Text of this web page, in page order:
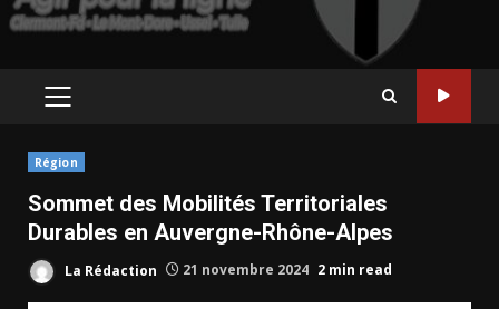
PRIMARY
Région
Sommet des Mobilités Territoriales
Durables en Auvergne-Rhône-Alpes
La Rédaction 21 novembre 2024 2 min read